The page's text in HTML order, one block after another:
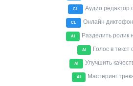
CL Аудио редактор
CL Онлайн диктофон
AI Разделить ролик
AI Голос в текст
AI Улучшить
AI Мастеринг